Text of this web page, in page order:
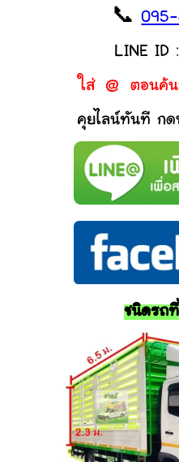
📞
LINE ID
ใส่ @ ตอนค้น
คุยไลน์ทันที กด
ชนิดรถ